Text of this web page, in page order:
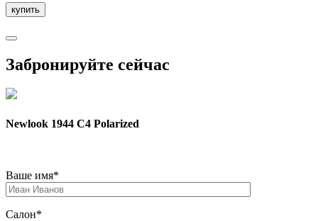
Забронируйте сейчас
Newlook 1944 C4 Polarized
Ваше имя*
Салон*